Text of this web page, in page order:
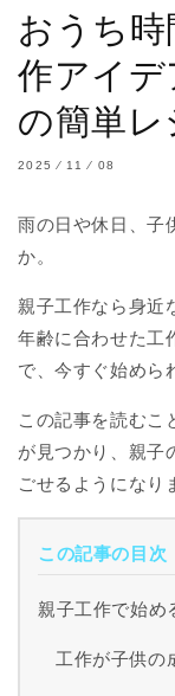
おうち
作アイデ
の簡単レ
2025 ⁄ 11 ⁄ 08
雨の日や休日、子
か。
親子工作なら身近
年齢に合わせた工
で、今すぐ始めら
この記事を読むこ
が見つかり、親子
ごせるようになり
この記事の目次
親子工作で始め
工作が子供の